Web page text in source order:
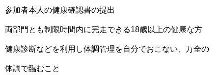
参加者本人の健康確認書の提出
両部門とも制限時間内に完走できる18歳以上の健康な方
健康診断などを利用し体調管理を自分でおこない、万全の
体調で臨むこと